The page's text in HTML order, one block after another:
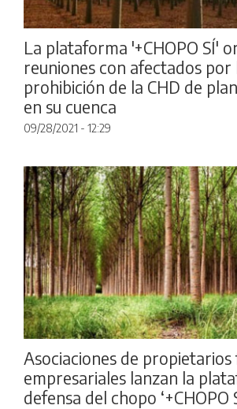
La plataforma '+CHOPO SÍ'
reuniones con afectados por
prohibición de la CHD de
en su cuenca
09/28/2021 - 12:29
Asociaciones de
empresariales lanzan la
defensa del chopo ‘+CHOPO